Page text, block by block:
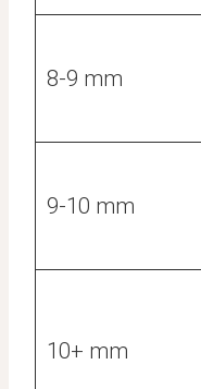
8-9 mm
9-10 mm
10+ mm